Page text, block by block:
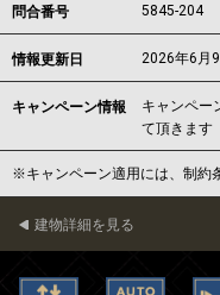
問合番号 5845-204
情報更新日 2026年6月9
キャンペーン情報
キャンペー
て頂きます
※キャンペーン適用には、制約
建物詳細を見る